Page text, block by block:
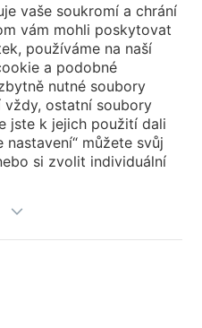
vaše soukromí a chrání
vám mohli poskytovat
používáme na naší
a podobné
nutné soubory
ostatní soubory
jste k jejich použití dali
nastavení“ můžete svůj
si zvolit individuální